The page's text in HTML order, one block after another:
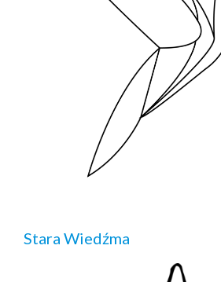
Stara Wiedźma